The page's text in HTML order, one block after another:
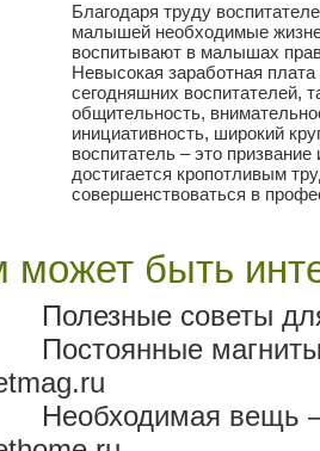
Благодаря труду
малышей необходимые
воспитывают в малышах
Невысокая заработная
сегодняшних воспитателей,
общительность,
инициативность, широкий
воспитатель – это
достигается кропотливым
совершенствоваться в
может быть
Полезные советы
Постоянные
Необходимая вещь